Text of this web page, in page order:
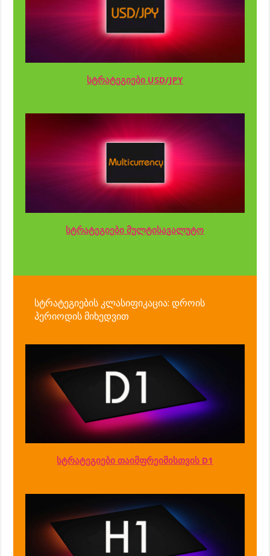
სტრატეგიები USD/JPY
სტრატეგიები მულტისავალუტო
სტრატეგიების კლასიფიკაცია: დროის
პერიოდის მიხედვით
სტრატეგიები თაიმფრეიმისთვის D1